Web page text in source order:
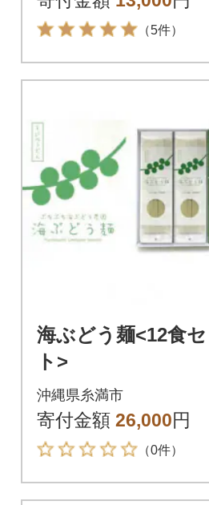
（5件）
海ぶどう麺<12食セ
ト>
沖縄県糸満市
寄付金額 26,000円
（0件）